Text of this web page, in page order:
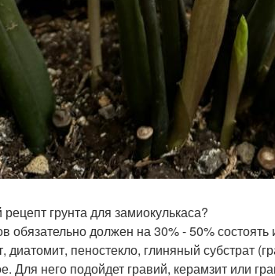
грунта для замиокулькаса?
обязательно должен на 30% - 50%
диатомит, пеностекло, глиняный субстрат
Для него подойдет гравий, керамзит или